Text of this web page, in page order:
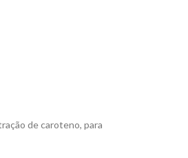
de caroteno, para